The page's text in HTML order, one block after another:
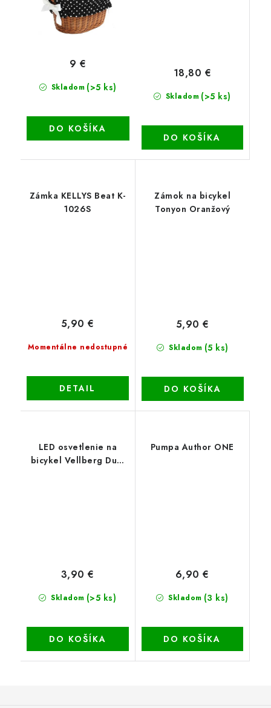
Skladom (>5 ks)
9 €
DO KOŠÍKA
Skladom (>5 ks)
18,80 €
DO KOŠÍKA
Zámka KELLYS Beat K-
1026S
Momentálne nedostupné
5,90 €
DETAIL
Zámok na bicykel
Tonyon Oranžový
Skladom (5 ks)
5,90 €
DO KOŠÍKA
LED osvetlenie na
bicykel Vellberg Dual
Skladom (>5 ks)
3,90 €
DO KOŠÍKA
Pumpa Author ONE
Skladom (3 ks)
6,90 €
DO KOŠÍKA